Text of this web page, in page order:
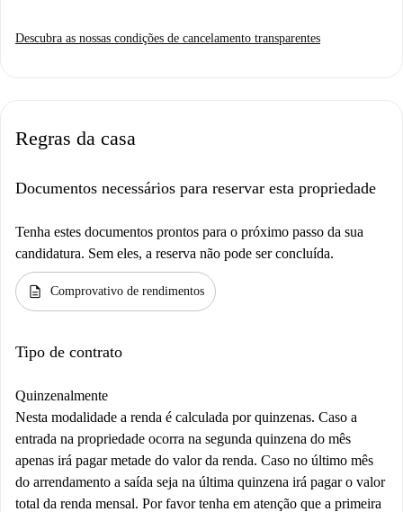
Descubra as nossas condições de cancelamento transparentes
Regras da casa
Documentos necessários para reservar esta propriedade
Tenha estes documentos prontos para o próximo passo da sua
candidatura. Sem eles, a reserva não pode ser concluída.
description Comprovativo de rendimentos
Tipo de contrato
Quinzenalmente
Nesta modalidade a renda é calculada por quinzenas. Caso a
entrada na propriedade ocorra na segunda quinzena do mês
apenas irá pagar metade do valor da renda. Caso no último mês
do arrendamento a saída seja na última quinzena irá pagar o valor
total da renda mensal. Por favor tenha em atenção que a primeira